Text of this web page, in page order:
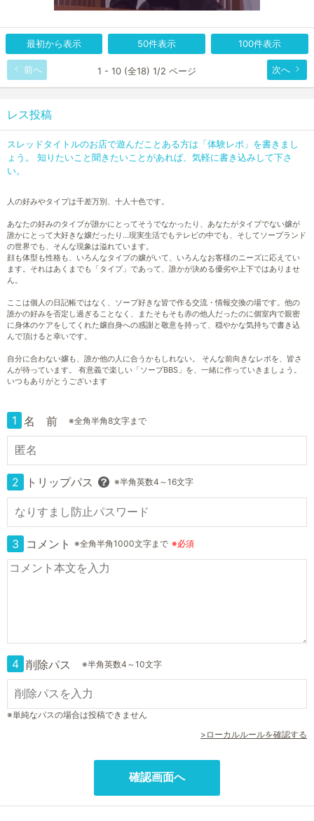
最初から表示 50件表示 100件表示
前へ 次へ
1 - 10 (全18) 1/2 ページ
レス投稿
スレッドタイトルのお店で遊んだことある方は「体験レポ」を書きまし
ょう。 知りたいこと聞きたいことがあれば、気軽に書き込みして下さ
い。
人の好みやタイプは千差万別、十人十色です。
あなたの好みのタイプが誰かにとってそうでなかったり、あなたがタイプでない嬢が
誰かにとって大好きな嬢だったり…現実生活でもテレビの中でも、そしてソープランド
の世界でも、そんな現象は溢れています。
顔も体型も性格も、いろんなタイプの嬢がいて、いろんなお客様のニーズに応えてい
ます。それはあくまでも「タイプ」であって、誰かが決める優劣や上下ではありませ
ん。
ここは個人の日記帳ではなく、ソープ好きな皆で作る交流・情報交換の場です。他の
誰かの好みを否定し過ぎることなく、またそもそも赤の他人だったのに個室内で親密
に身体のケアをしてくれた嬢自身への感謝と敬意を持って、穏やかな気持ちで書き込
んで頂けると幸いです。
自分に合わない嬢も、誰か他の人に合うかもしれない。 そんな前向きなレポを、皆さ
んが待っています。 有意義で楽しい「ソープBBS」を、一緒に作っていきましょう。
いつもありがとうございます
1 名 前 ※全角半角8文字まで
2 トリップパス ※半角英数4～16文字
3 コメント ※全角半角1000文字まで ※必須
4 削除パス ※半角英数4～10文字
※単純なパスの場合は投稿できません
>ローカルルールを確認する